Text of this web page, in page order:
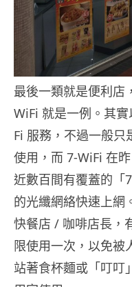
最後一類就是便利店
WiFi 就是一例。其
Fi 服務，不過一般只
使用，而 7-WiFi 在
近數百間有覆蓋的「
的光纖網絡快速上網
快餐店 / 咖啡店長，
限使用一次，以免被
站著食杯麵或「叮叮